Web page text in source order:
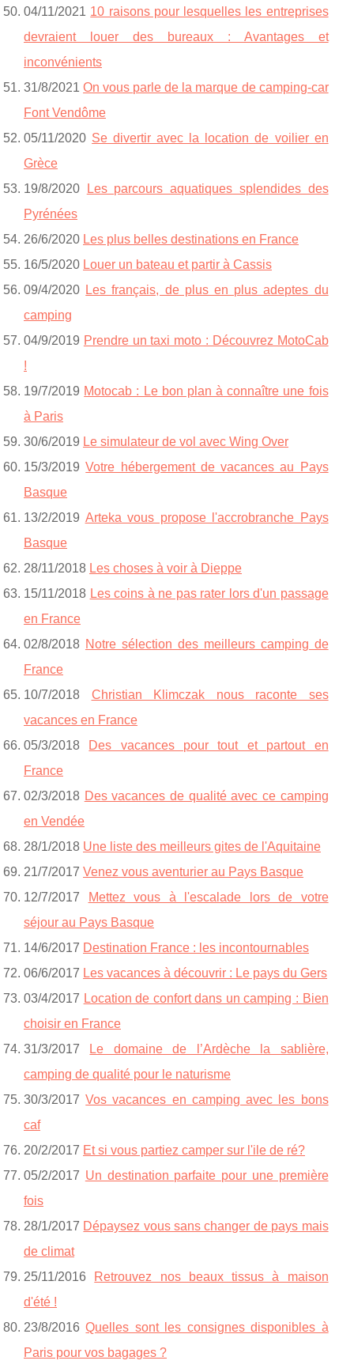
04/11/2021 10 raisons pour lesquelles les entreprises
devraient louer des bureaux : Avantages et
inconvénients
31/8/2021On vous parle de la marque de camping-car
Font Vendôme
05/11/2020 Se divertir avec la location de voilier en
Grèce
19/8/2020
Les parcours aquatiques splendides des
Pyrénées
26/6/2020 Les plus belles destinations en France
16/5/2020 Louer un bateau et partir à Cassis
09/4/2020 Les français, de plus en plus adeptes du
camping
04/9/2019 Prendre un taxi moto : Découvrez MotoCab
!
19/7/2019 Motocab : Le bon plan à connaître une fois
à Paris
30/6/2019 Le simulateur de vol avec Wing Over
15/3/2019Votre hébergement de vacances au Pays
Basque
13/2/2019 Arteka vous propose l'accrobranche Pays
Basque
28/11/2018 Les choses à voir à Dieppe
15/11/2018 Les coins à ne pas rater lors d'un passage
en France
02/8/2018 Notre sélection des meilleurs camping de
France
10/7/2018 Christian Klimczak nous raconte ses
vacances en France
05/3/2018 Des vacances pour tout et partout en
France
02/3/2018 Des vacances de qualité avec ce camping
en Vendée
28/1/2018 Une liste des meilleurs gites de l'Aquitaine
21/7/2017 Venez vous aventurier au Pays Basque
12/7/2017
Mettez vous à l'escalade lors de votre
séjour au Pays Basque
14/6/2017 Destination France : les incontournables
06/6/2017 Les vacances à découvrir : Le pays du Gers
03/4/2017 Location de confort dans un camping : Bien
choisir en France
31/3/2017
Le domaine de l’Ardèche la sablière,
camping de qualité pour le naturisme
30/3/2017Vos vacances en camping avec les bons
caf
20/2/2017 Et si vous partiez camper sur l'ile de ré?
05/2/2017 Un destination parfaite pour une première
fois
28/1/2017 Dépaysez vous sans changer de pays mais
de climat
25/11/2016
Retrouvez nos beaux tissus à maison
d'été !
23/8/2016Quelles sont les consignes disponibles à
Paris pour vos bagages ?